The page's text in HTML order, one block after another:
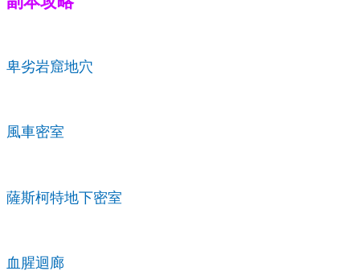
卑劣岩窟地穴
風車密室
薩斯柯特地下密室
血腥迴廊